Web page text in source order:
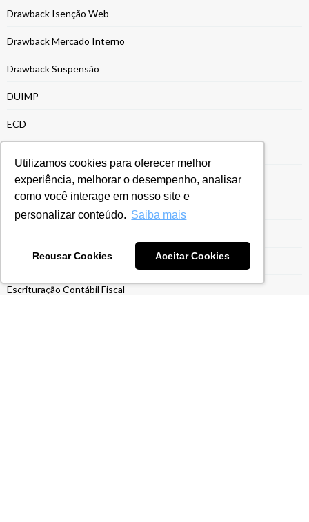
Utilizamos cookies para oferecer melhor
experiência, melhorar o desempenho, analisar
como você interage em nosso site e
personalizar conteúdo. Saiba mais
Recusar Cookies Aceitar Cookies
Drawback Isenção Web
Drawback Mercado Interno
Drawback Suspensão
DUIMP
ECD
EFD-REINF
Entrega ECF
Escrituração Contábil Fiscal